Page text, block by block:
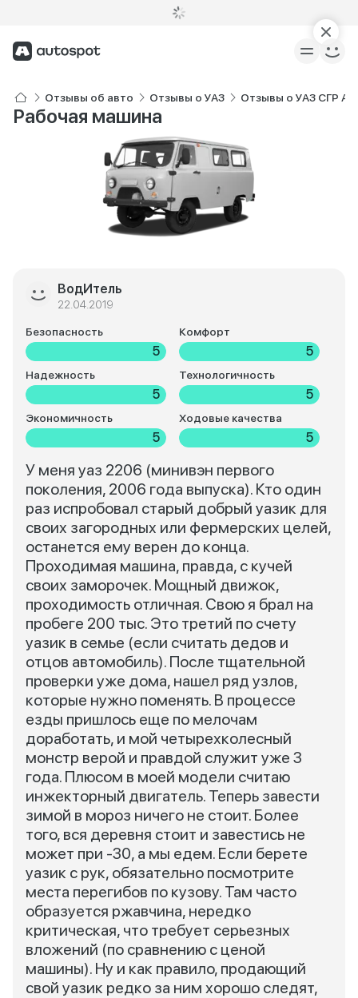
Отзывы об авто Отзывы о УАЗ Отзывы о УАЗ СГР
Рабочая машина
ВодИтель
22.04.2019
Безопасность
5
Комфорт
5
Надежность
5
Технологичность
5
Экономичность
5
Ходовые качества
5
У меня уаз 2206 (минивэн первого
поколения, 2006 года выпуска). Кто один
раз испробовал старый добрый уазик для
своих загородных или фермерских целей,
останется ему верен до конца.
Проходимая машина, правда, с кучей
своих заморочек. Мощный движок,
проходимость отличная. Свою я брал на
пробеге 200 тыс. Это третий по счету
уазик в семье (если считать дедов и
отцов автомобиль). После тщательной
проверки уже дома, нашел ряд узлов,
которые нужно поменять. В процессе
езды пришлось еще по мелочам
доработать, и мой четырехколесный
монстр верой и правдой служит уже 3
года. Плюсом в моей модели считаю
инжекторный двигатель. Теперь завести
зимой в мороз ничего не стоит. Более
того, вся деревня стоит и завестись не
может при -30, а мы едем. Если берете
уазик с рук, обязательно посмотрите
места перегибов по кузову. Там часто
образуется ржавчина, нередко
критическая, что требует серьезных
вложений (по сравнению с ценой
машины). Ну и как правило, продающий
свой уазик редко за ним хорошо следят,